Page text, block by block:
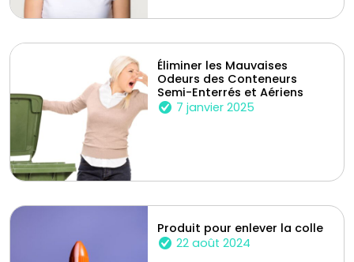
Éliminer les Mauvaises
Odeurs des Conteneurs
Semi-Enterrés et Aériens
7 janvier 2025
Produit pour enlever la colle
22 août 2024